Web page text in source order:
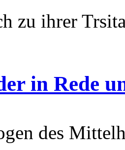
zu ihrer
in Rede
des